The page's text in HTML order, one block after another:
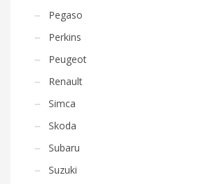
Pegaso
Perkins
Peugeot
Renault
Simca
Skoda
Subaru
Suzuki